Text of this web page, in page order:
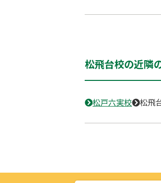
松飛台校の近隣
松戸六実校 松飛